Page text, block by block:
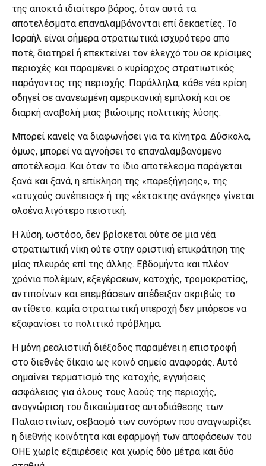
της αποκτά ιδιαίτερο βάρος, όταν αυτά τα
αποτελέσματα επαναλαμβάνονται επί δεκαετίες. Το
Ισραήλ είναι σήμερα στρατιωτικά ισχυρότερο από
ποτέ, διατηρεί ή επεκτείνει τον έλεγχό του σε κρίσιμες
περιοχές και παραμένει ο κυρίαρχος στρατιωτικός
παράγοντας της περιοχής. Παράλληλα, κάθε νέα κρίση
οδηγεί σε ανανεωμένη αμερικανική εμπλοκή και σε
διαρκή αναβολή μιας βιώσιμης πολιτικής λύσης.
Μπορεί κανείς να διαφωνήσει για τα κίνητρα. Δύσκολα,
όμως, μπορεί να αγνοήσει το επαναλαμβανόμενο
αποτέλεσμα. Και όταν το ίδιο αποτέλεσμα παράγεται
ξανά και ξανά, η επίκληση της «παρεξήγησης», της
«ατυχούς συνέπειας» ή της «έκτακτης ανάγκης» γίνεται
ολοένα λιγότερο πειστική.
Η λύση, ωστόσο, δεν βρίσκεται ούτε σε μια νέα
στρατιωτική νίκη ούτε στην οριστική επικράτηση της
μίας πλευράς επί της άλλης. Εβδομήντα και πλέον
χρόνια πολέμων, εξεγέρσεων, κατοχής, τρομοκρατίας,
αντιποίνων και επεμβάσεων απέδειξαν ακριβώς το
αντίθετο: καμία στρατιωτική υπεροχή δεν μπόρεσε να
εξαφανίσει το πολιτικό πρόβλημα.
Η μόνη ρεαλιστική διέξοδος παραμένει η επιστροφή
στο διεθνές δίκαιο ως κοινό σημείο αναφοράς. Αυτό
σημαίνει τερματισμό της κατοχής, εγγυήσεις
ασφάλειας για όλους τους λαούς της περιοχής,
αναγνώριση του δικαιώματος αυτοδιάθεσης των
Παλαιστινίων, σεβασμό των συνόρων που αναγνωρίζει
η διεθνής κοινότητα και εφαρμογή των αποφάσεων του
ΟΗΕ χωρίς εξαιρέσεις και χωρίς δύο μέτρα και δύο